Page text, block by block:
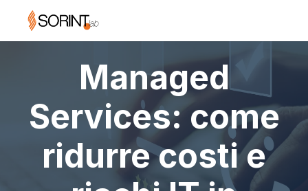
Managed
Services: come
ridurre costi e